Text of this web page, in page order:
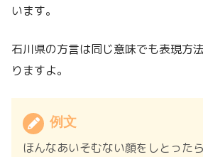
います。
石川県の方言は同じ意味でも表現方
りますよ。
例文
ほんなあいそむない顔をしとった